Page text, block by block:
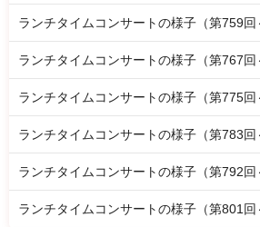
ランチタイムコンサートの様子（第759回
ランチタイムコンサートの様子（第767回
ランチタイムコンサートの様子（第775回
ランチタイムコンサートの様子（第783回
ランチタイムコンサートの様子（第792回
ランチタイムコンサートの様子（第801回